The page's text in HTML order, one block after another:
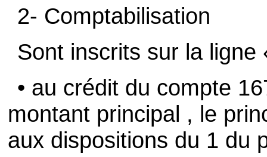
2- Comptabilisation
Sont inscrits sur la
• au crédit du compte
montant principal , le
aux dispositions du 1 du